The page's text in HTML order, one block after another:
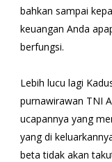
bahkan sampai
keuangan Anda
berfungsi.
Lebih lucu lagi
purnawirawan TNI
ucapannya yang
yang di
beta tidak akan